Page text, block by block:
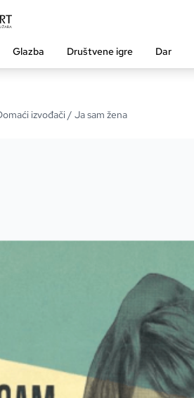
Glazba Društvene igre Dar
izvođači/ Ja sam žena